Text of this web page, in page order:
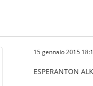
15 gennaio 2015
ESPERANTON